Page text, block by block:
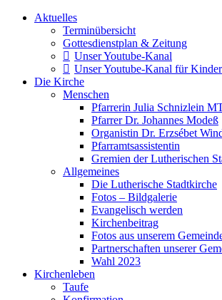
Aktuelles
Terminübersicht
Gottesdienstplan & Zeitung
Unser Youtube-Kanal
Unser Youtube-Kanal für Kinder
Die Kirche
Menschen
Pfarrerin Julia Schnizlein
Pfarrer Dr. Johannes Modeß
Organistin Dr. Erzsébet
Pfarramtsassistentin
Gremien der Lutherischen
Allgemeines
Die Lutherische Stadtkirche
Fotos – Bildgalerie
Evangelisch werden
Kirchenbeitrag
Fotos aus unserem
Partnerschaften unserer
Wahl 2023
Kirchenleben
Taufe